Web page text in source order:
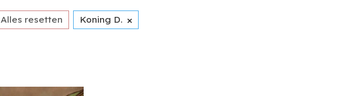
Alles resetten Koning D. ×